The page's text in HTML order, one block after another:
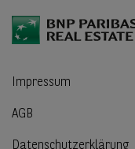
Impressum
AGB
Datenschutzerklärung